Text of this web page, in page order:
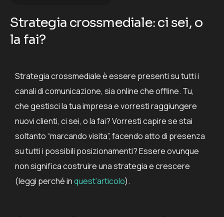
Strategia crossmediale: ci sei, o
la fai?
Strategia crossmediale è essere presenti su tutti i
canali di comunicazione, sia online che offline. Tu,
che gestisci la tua impresa e vorresti raggiungere
nuovi clienti, ci sei, o la fai? Vorresti capire se stai
soltanto “marcando visita”, facendo atto di presenza
su tutti i possibili posizionamenti?Essere ovunque
non significa costruire una strategia e crescere
(leggi perché inquest’articolo).